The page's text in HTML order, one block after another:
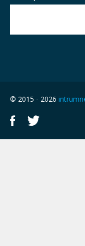
© 2015 - 2026